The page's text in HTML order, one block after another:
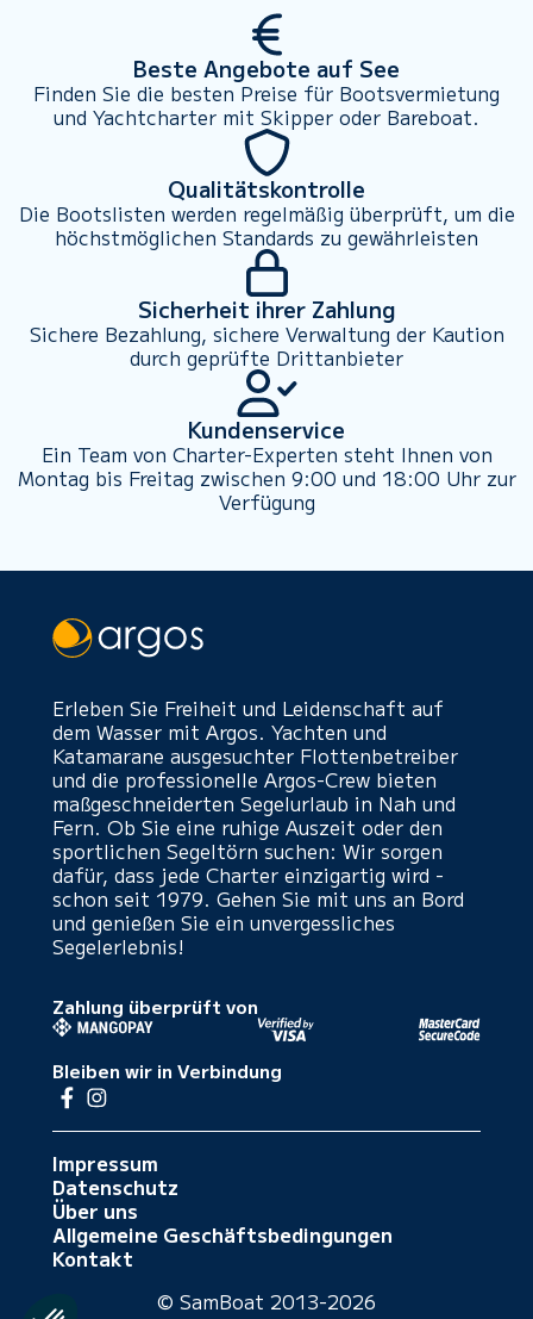
Beste Angebote auf See
Finden Sie die besten Preise für Bootsvermietung
und Yachtcharter mit Skipper oder Bareboat.
Qualitätskontrolle
Die Bootslisten werden regelmäßig überprüft, um die
höchstmöglichen Standards zu gewährleisten
Sicherheit ihrer Zahlung
Sichere Bezahlung, sichere Verwaltung der Kaution
durch geprüfte Drittanbieter
Kundenservice
Ein Team von Charter-Experten steht Ihnen von
Montag bis Freitag zwischen 9:00 und 18:00 Uhr zur
Verfügung
Erleben Sie Freiheit und Leidenschaft auf
dem Wasser mit Argos. Yachten und
Katamarane ausgesuchter Flottenbetreiber
und die professionelle Argos-Crew bieten
maßgeschneiderten Segelurlaub in Nah und
Fern. Ob Sie eine ruhige Auszeit oder den
sportlichen Segeltörn suchen: Wir sorgen
dafür, dass jede Charter einzigartig wird -
schon seit 1979. Gehen Sie mit uns an Bord
und genießen Sie ein unvergessliches
Segelerlebnis!
Zahlung überprüft von
Bleiben wir in Verbindung
Impressum
Datenschutz
Über uns
Allgemeine Geschäftsbedingungen
Kontakt
© SamBoat 2013-2026